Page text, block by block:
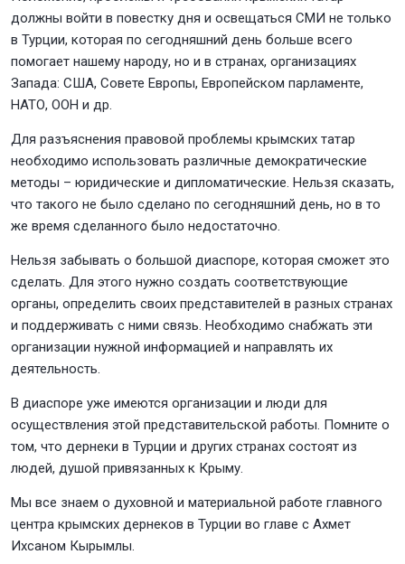
должны войти в повестку дня и освещаться СМИ не только
в Турции, которая по сегодняшний день больше всего
помогает нашему народу, но и в странах, организациях
Запада: США, Совете Европы, Европейском парламенте,
НАТО, ООН и др.
Для разъяснения правовой проблемы крымских татар
необходимо использовать различные демократические
методы – юридические и дипломатические. Нельзя сказать,
что такого не было сделано по сегодняшний день, но в то
же время сделанного было недостаточно.
Нельзя забывать о большой диаспоре, которая сможет это
сделать. Для этого нужно создать соответствующие
органы, определить своих представителей в разных странах
и поддерживать с ними связь. Необходимо снабжать эти
организации нужной информацией и направлять их
деятельность.
В диаспоре уже имеются организации и люди для
осуществления этой представительской работы. Помните о
том, что дернеки в Турции и других странах состоят из
людей, душой привязанных к Крыму.
Мы все знаем о духовной и материальной работе главного
центра крымских дернеков в Турции во главе с Ахмет
Ихсаном Кырымлы.